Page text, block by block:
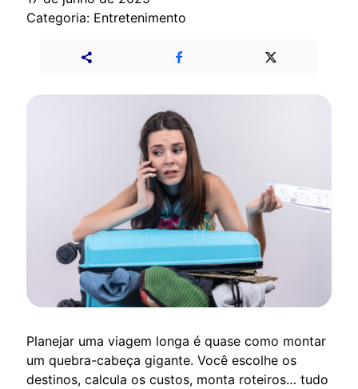
Categoria: Entretenimento
Planejar uma viagem longa é quase como montar
um quebra-cabeça gigante. Você escolhe os
destinos, calcula os custos, monta roteiros… tudo